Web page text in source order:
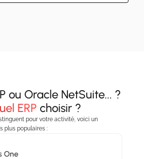
ou Oracle NetSuite... ?
ERP choisir ?
pour votre activité, voici un
plus populaires :
One